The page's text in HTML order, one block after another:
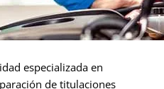
especializada en
de titulaciones